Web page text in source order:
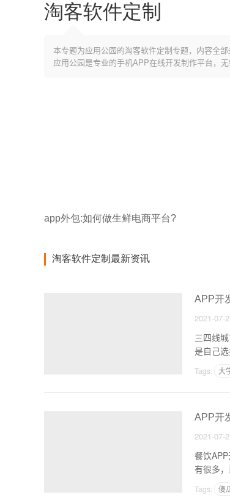
淘客软件定制
本专题为应用公园的淘客软件定制专题，内容全
应用公园是专业的手机APP在线开发制作平台，
app外包:如何做生鲜电商平台?
淘客软件定制最新资讯
APP开
2021-07-
三四线城市APP 关于一个APP的开发费用清单如何从常山到衢
是自己
Tags: 大
APP开
2021-07-
餐饮APP开
有很多
Tags: 傻